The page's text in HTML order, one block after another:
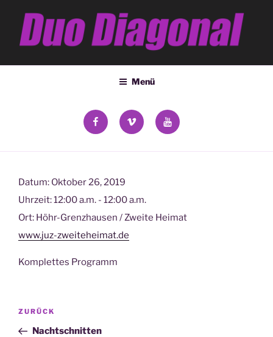
Inhalt
springen
DUO DIAGONAL
Menü
facebookvimeo YouTube
Datum: Oktober 26, 2019
Uhrzeit:12:00 a.m. - 12:00 a.m.
Ort: Höhr-Grenzhausen / Zweite Heimat
www.juz-zweiteheimat.de
Komplettes Programm
Beitragsnavigation
Vorheriger
Beitrag
ZURÜCK
Nachtschnitten